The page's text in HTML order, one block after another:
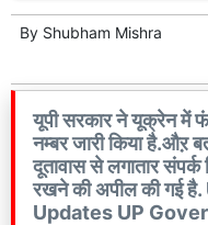
By Shubham Mishra
यूपी सरकार ने यूक्रेन में
नम्बर जारी किया है.औऱ
दूतावास से लगातार संपर्क
रखने की अपील की गई
Updates UP